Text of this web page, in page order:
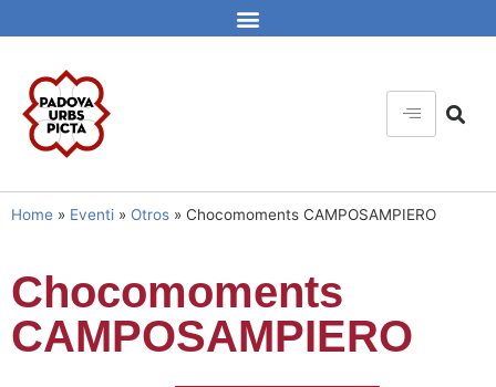
Home » Eventi » Otros » Chocomoments CAMPOSAMPIERO
Chocomoments
CAMPOSAMPIERO